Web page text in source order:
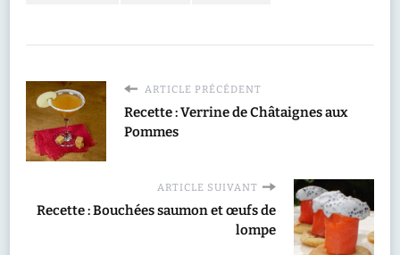
ARTICLE PRÉCÉDENT
Recette : Verrine de Châtaignes aux
Pommes
ARTICLE SUIVANT
Recette : Bouchées saumon et œufs de
lompe